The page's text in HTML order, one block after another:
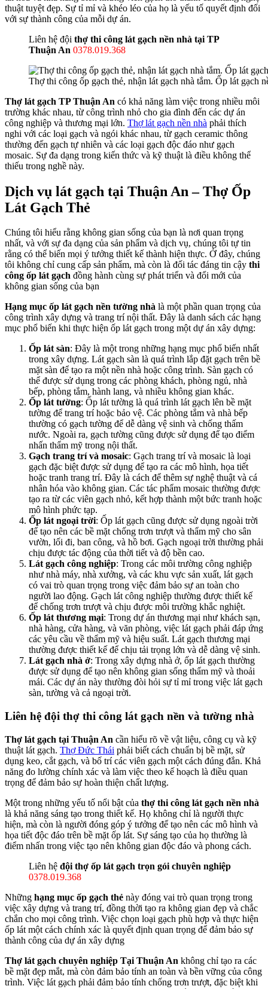
thuật tuyệt đẹp. Sự tỉ mỉ và khéo léo của họ là yếu tố quyết định đối
với sự thành công của mỗi dự án.
Liên hệ đội thợ thi công lát gạch nền nhà tại TP
Thuận An 0378.019.368
Thợ thi công ốp gạch thẻ, nhận lát gạch nhà tắm. Ốp lát gạch
Thợ lát gạch TP Thuận An có khả năng làm việc trong nhiều môi
trường khác nhau, từ công trình nhỏ cho gia đình đến các dự án
công nghiệp và thương mại lớn. Thợ lát gạch nền nhà phải thích
nghi với các loại gạch và ngói khác nhau, từ gạch ceramic thông
thường đến gạch tự nhiên và các loại gạch độc đáo như gạch
mosaic. Sự đa dạng trong kiến thức và kỹ thuật là điều không thể
thiếu trong nghề này.
Dịch vụ lát gạch tại Thuận An – Thợ Ốp
Lát Gạch Thẻ
Chúng tôi hiểu rằng không gian sống của bạn là nơi quan trọng
nhất, và với sự đa dạng của sản phẩm và dịch vụ, chúng tôi tự tin
rằng có thể biến mọi ý tưởng thiết kế thành hiện thực. Ở đây, chúng
tôi không chỉ cung cấp sản phẩm, mà còn là đối tác đáng tin cậy thi
công ốp lát gạch đồng hành cùng sự phát triển và đổi mới của
không gian sống của bạn
Hạng mục ốp lát gạch nền tường nhà là một phần quan trọng của
công trình xây dựng và trang trí nội thất. Đây là danh sách các hạng
mục phổ biến khi thực hiện ốp lát gạch trong một dự án xây dựng:
Ốp lát sàn: Đây là một trong những hạng mục phổ biến nhất
trong xây dựng. Lát gạch sàn là quá trình lắp đặt gạch trên bề
mặt sàn để tạo ra một nền nhà hoặc công trình. Sàn gạch có
thể được sử dụng trong các phòng khách, phòng ngủ, nhà
bếp, phòng tắm, hành lang, và nhiều không gian khác.
Ốp lát tường: Ốp lát tường là quá trình lát gạch lên bề mặt
tường để trang trí hoặc bảo vệ. Các phòng tắm và nhà bếp
thường có gạch tường để dễ dàng vệ sinh và chống thấm
nước. Ngoài ra, gạch tường cũng được sử dụng để tạo điểm
nhấn thẩm mỹ trong nội thất.
Gạch trang trí và mosaic: Gạch trang trí và mosaic là loại
gạch đặc biệt được sử dụng để tạo ra các mô hình, họa tiết
hoặc tranh trang trí. Đây là cách để thêm sự nghệ thuật và cá
nhân hóa vào không gian. Các tác phẩm mosaic thường được
tạo ra từ các viên gạch nhỏ, kết hợp thành một bức tranh hoặc
mô hình phức tạp.
Ốp lát ngoại trời: Ốp lát gạch cũng được sử dụng ngoài trời
để tạo nên các bề mặt chống trơn trượt và thẩm mỹ cho sân
vườn, lối đi, ban công, và hồ bơi. Gạch ngoại trời thường phải
chịu được tác động của thời tiết và độ bền cao.
Lát gạch công nghiệp: Trong các môi trường công nghiệp
như nhà máy, nhà xưởng, và các khu vực sản xuất, lát gạch
có vai trò quan trọng trong việc đảm bảo sự an toàn cho
người lao động. Gạch lát công nghiệp thường được thiết kế
để chống trơn trượt và chịu được môi trường khắc nghiệt.
Ốp lát thương mại: Trong dự án thương mại như khách sạn,
nhà hàng, cửa hàng, và văn phòng, việc lát gạch phải đáp ứng
các yêu cầu về thẩm mỹ và hiệu suất. Lát gạch thương mại
thường được thiết kế để chịu tải trọng lớn và dễ dàng vệ sinh.
Lát gạch nhà ở: Trong xây dựng nhà ở, ốp lát gạch thường
được sử dụng để tạo nên không gian sống thẩm mỹ và thoải
mái. Các dự án này thường đòi hỏi sự tỉ mỉ trong việc lát gạch
sàn, tường và cả ngoại trời.
Liên hệ đội thợ thi công lát gạch nền và tường nhà
Thợ lát gạch tại Thuận An cần hiểu rõ về vật liệu, công cụ và kỹ
thuật lát gạch. Thợ Đức Thái phải biết cách chuẩn bị bề mặt, sử
dụng keo, cắt gạch, và bố trí các viên gạch một cách đúng đắn. Khả
năng đo lường chính xác và làm việc theo kế hoạch là điều quan
trọng để đảm bảo sự hoàn thiện chất lượng.
Một trong những yếu tố nổi bật của thợ thi công lát gạch nền nhà
là khả năng sáng tạo trong thiết kế. Họ không chỉ là người thực
hiện, mà còn là người đóng góp ý tưởng để tạo nên các mô hình và
họa tiết độc đáo trên bề mặt ốp lát. Sự sáng tạo của họ thường là
điểm nhấn trong việc tạo nên không gian độc đáo và phong cách.
Liên hệ đội thợ ốp lát gạch trọn gói chuyên nghiệp
0378.019.368
Những hạng mục ốp gạch thẻ này đóng vai trò quan trọng trong
việc xây dựng và trang trí, đồng thời tạo ra không gian đẹp và chắc
chắn cho mọi công trình. Việc chọn loại gạch phù hợp và thực hiện
ốp lát một cách chính xác là quyết định quan trọng để đảm bảo sự
thành công của dự án xây dựng
Thợ lát gạch chuyên nghiệp Tại Thuận An không chỉ tạo ra các
bề mặt đẹp mắt, mà còn đảm bảo tính an toàn và bền vững của công
trình. Việc lát gạch phải đảm bảo tính chống trơn trượt, đặc biệt khi